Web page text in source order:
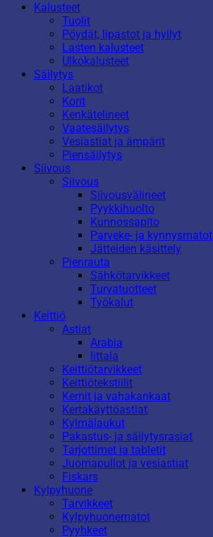
Kalusteet
Tuolit
Pöydät, lipastot ja hyllyt
Lasten kalusteet
Ulkokalusteet
Säilytys
Laatikot
Korit
Kenkätelineet
Vaatesäilytys
Vesiastiat ja ämpärit
Piensäilytys
Siivous
Siivous
Siivousvälineet
Pyykkihuolto
Kunnossapito
Parveke- ja kynnysmatot
Jätteiden käsittely
Pienrauta
Sähkötarvikkeet
Turvatuotteet
Työkalut
Keittiö
Astiat
Arabia
Iittala
Keittiötarvikkeet
Keittiötekstiilit
Kernit ja vahakankaat
Kertakäyttöastiat
Kylmälaukut
Pakastus- ja säilytysrasiat
Tarjottimet ja tabletit
Juomapullot ja vesiastiat
Fiskars
Kylpyhuone
Tarvikkeet
Kylpyhuonematot
Pyyhkeet